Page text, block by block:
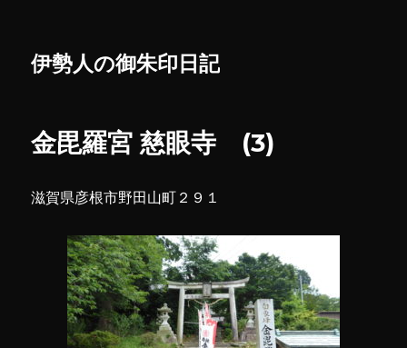
伊勢人の御朱印日記
金毘羅宮 慈眼寺 (3)
滋賀県彦根市野田山町２９１